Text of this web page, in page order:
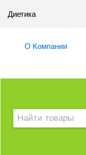
Диетика
О Компании